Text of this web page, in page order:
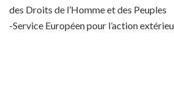
des Droits de l’Homme et des Peuples
-Service Européen pour l’action